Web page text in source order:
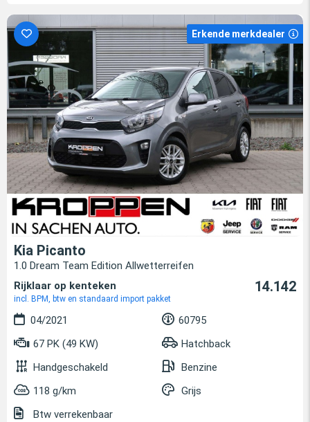
Erkende merkdealer
Kia Picanto
1.0 Dream Team Edition Allwetterreifen
Rijklaar op kenteken
incl. BPM, btw en standaard import pakket
14.142
04/2021
60795
67 PK (49 KW)
Hatchback
Handgeschakeld
Benzine
118 g/km
Grijs
Btw verrekenbaar